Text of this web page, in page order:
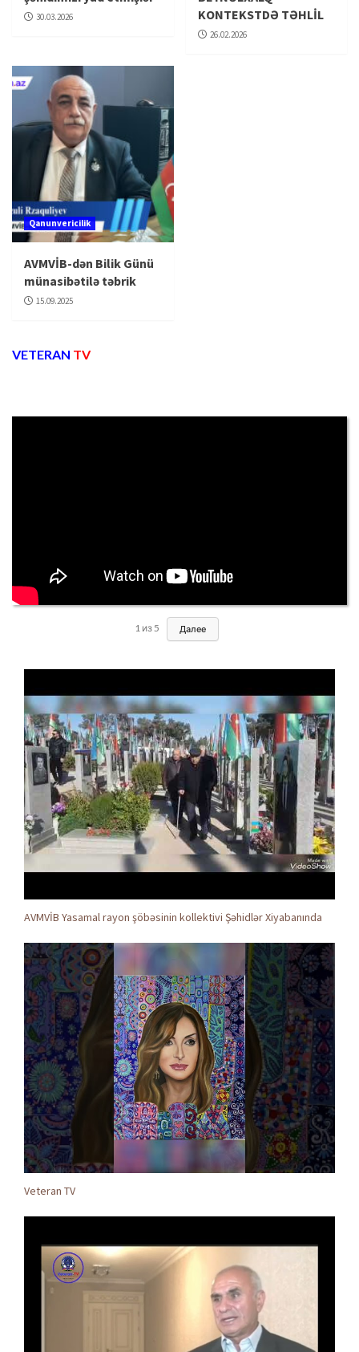
30.03.2026
KONTEKSTDƏ TƏHLİL
26.02.2026
Qanunvericilik
AVMVİB-dən Bilik Günü
münasibətilə təbrik
15.09.2025
VETERAN TV
1 из 5 Далее
AVMVİB Yasamal rayon şöbəsinin kollektivi Şəhidlər Xiyabanında
Veteran TV